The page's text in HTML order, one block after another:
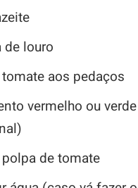
de louro
tomate aos pedaços
vermelho ou verde
polpa de tomate